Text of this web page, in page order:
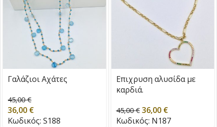
Γαλάζιοι Αχάτες
45,00€
36,00 €
Κωδικός: S188
Eπιχρυση αλυσίδα με
καρδιά.
45,00€ 36,00 €
Κωδικός: N187